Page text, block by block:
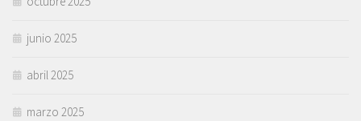
junio 2025
abril 2025
marzo 2025